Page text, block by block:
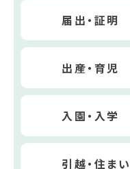
届出・証明
出産・育児
入園・入学
引越・住まい